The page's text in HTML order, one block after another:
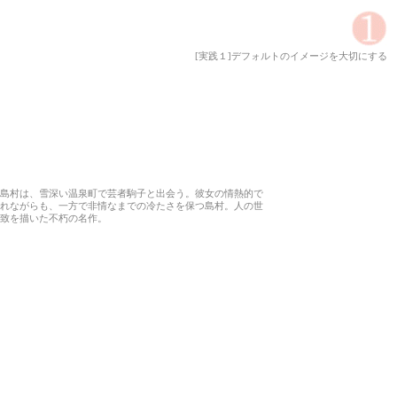
[実践１]デフォルトのイメージを大切にする
村は、雪深い温泉町で芸者駒子と出会う。彼女の情熱的で
ながらも、一方で非情なまでの冷たさを保つ島村。人の世
を描いた不朽の名作。